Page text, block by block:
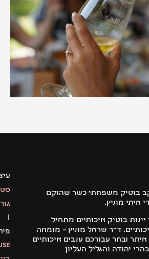
משפחתי כשר שהוקם
בוטיק איכותיים מתחיל
ד"ר שראל מוניץ – מומחה
ובחר עבורכם ענבים איכותיים
והגליל העליון
סטודיו
פיתוח:
MyMuse